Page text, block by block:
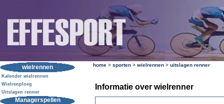
wielrennen
Kalender wielrennen
Wielrenploeg
Uitslagen renner
Managerspellen
home > sporten > wielrennen > uitslagen renner
Informatie over wielrenner